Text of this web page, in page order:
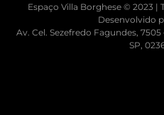
Espaço Villa Borghese © 2023 |
Desenvolvido
Av. Cel. Sezefredo Fagundes,
SP,